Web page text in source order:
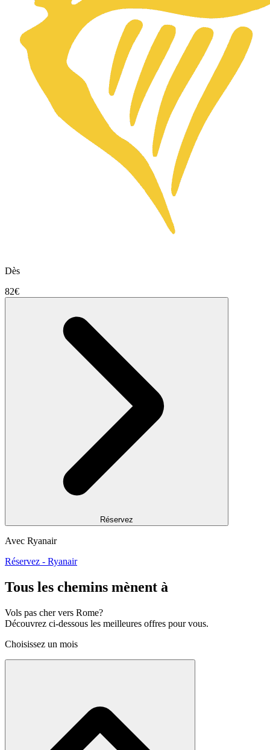
Dès
82€
Réservez
Avec Ryanair
Réservez - Ryanair
Tous les chemins mènent à
Vols pas cher vers Rome?
Découvrez ci-dessous les meilleures offres pour vous.
Choisissez un mois